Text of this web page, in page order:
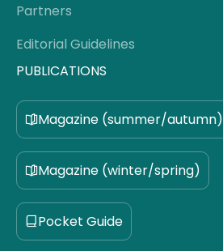
Partners
Editorial Guidelines
PUBLICATIONS
Magazine (summer/autumn)
Magazine (winter/spring)
Pocket Guide